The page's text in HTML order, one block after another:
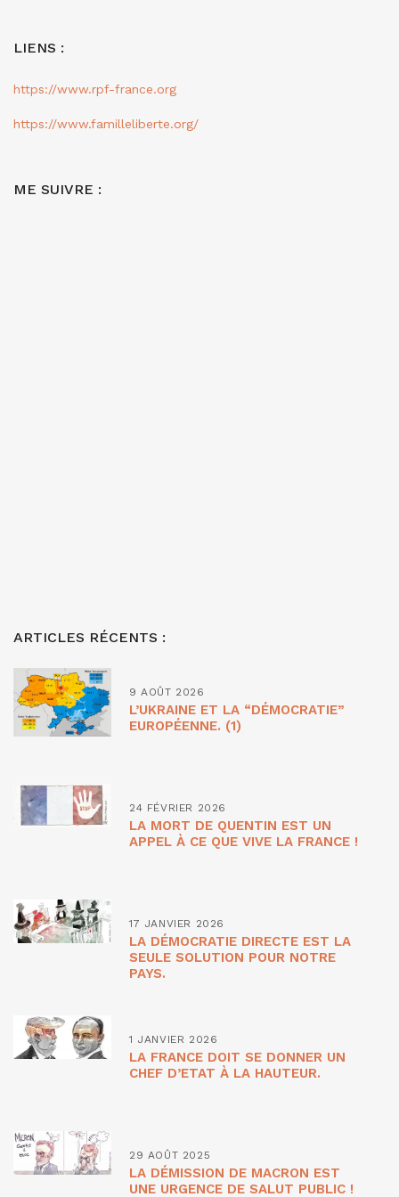
LIENS :
https://www.rpf-france.org
https://www.familleliberte.org/
ME SUIVRE :
ARTICLES RÉCENTS :
9 AOÛT 2026
L’UKRAINE ET LA “DÉMOCRATIE”
EUROPÉENNE. (1)
24 FÉVRIER 2026
LA MORT DE QUENTIN EST UN
APPEL À CE QUE VIVE LA FRANCE !
17 JANVIER 2026
LA DÉMOCRATIE DIRECTE EST LA
SEULE SOLUTION POUR NOTRE
PAYS.
1 JANVIER 2026
LA FRANCE DOIT SE DONNER UN
CHEF D’ETAT À LA HAUTEUR.
29 AOÛT 2025
LA DÉMISSION DE MACRON EST
UNE URGENCE DE SALUT PUBLIC !